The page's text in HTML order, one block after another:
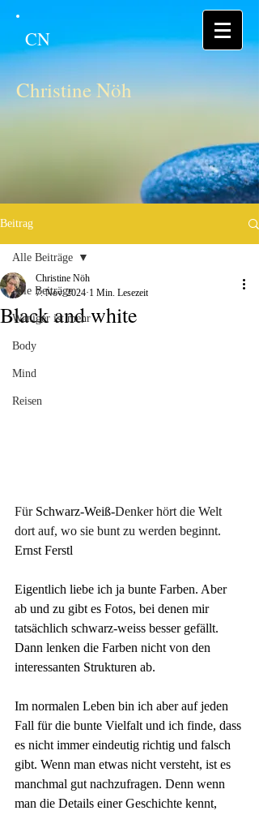
CN
Christine Nöh
Beitrag
Alle Beiträge
Weniger ist mehr
Body
Mind
Reisen
Alle Beiträge
Black and white
Christine Nöh
7. Nov. 2024 1 Min. Lesezeit
Für Schwarz-Weiß-Denker hört die Welt
dort auf, wo sie bunt zu werden beginnt.
Ernst Ferstl
Eigentlich liebe ich ja bunte Farben. Aber
ab und zu gibt es Fotos, bei denen mir
tatsächlich schwarz-weiss besser gefällt.
Dann lenken die Farben nicht von den
interessanten Strukturen ab.
Im normalen Leben bin ich aber auf jeden
Fall für die bunte Vielfalt und ich finde, dass
es nicht immer eindeutig richtig und falsch
gibt. Wenn man etwas nicht versteht, ist es
manchmal gut nachzufragen. Denn wenn
man die Details einer Geschichte kennt,